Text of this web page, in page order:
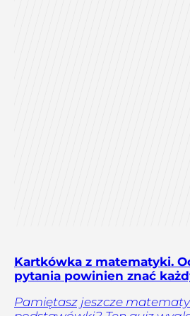
Kartkówka z matematyki.
pytania powinien znać
Pamiętasz jeszcze